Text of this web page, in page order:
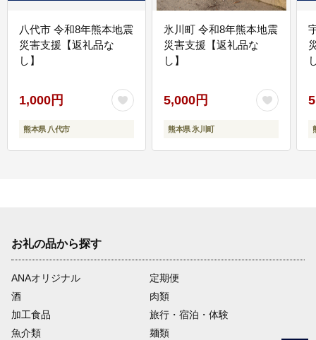
八代市 令和8年熊本地震
災害支援【返礼品な
し】
1,000円
熊本県 八代市
氷川町 令和8年熊本地震
災害支援【返礼品な
し】
5,000円
熊本県 氷川町
お礼の品から探す
ANAオリジナル
定期便
酒
肉類
加工食品
旅行・宿泊・体験
魚介類
麺類